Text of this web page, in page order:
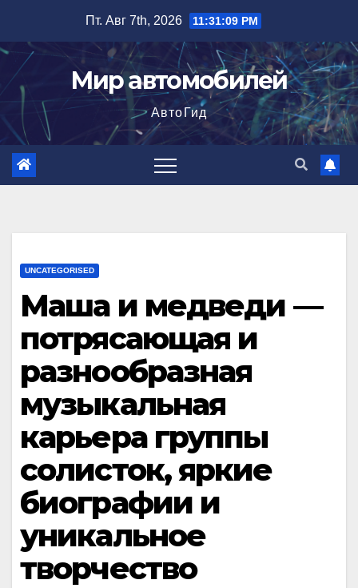
содержимому
Пт. Авг 7th, 2026 11:31:10 PM
Мир автомобилей
АвтоГид
UNCATEGORISED
Маша и медведи —
потрясающая и
разнообразная
музыкальная
карьера группы
солисток, яркие
биографии и
уникальное
творчество